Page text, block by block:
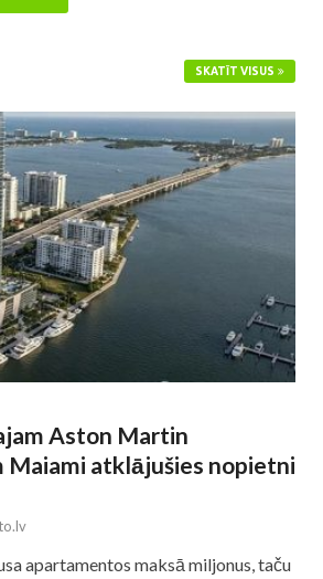
SKATĪT VISUS
Aston Martin
Maiami atklājušies nopietni
apartamentos maksā miljonus, taču